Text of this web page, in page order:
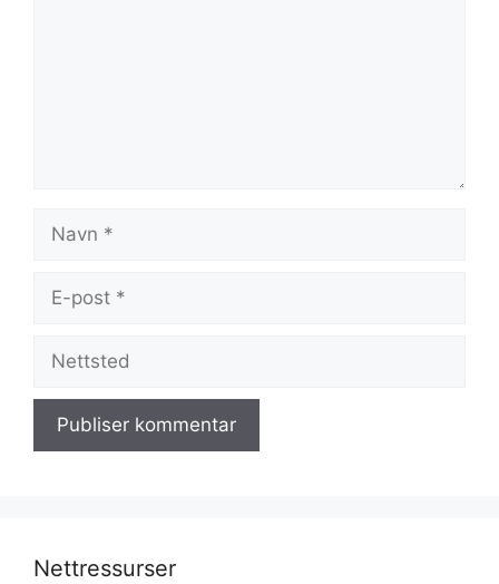
post
Nettressurser